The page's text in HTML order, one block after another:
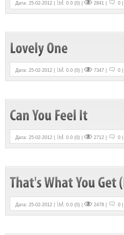
Дата: 25-02-2012 | 0.0 (0) | 2841 | 0 |
Дата: 25-02-2012 | 0.0 (0) | 7347 | 0 |
Дата: 25-02-2012 | 0.0 (0) | 2712 | 0 |
Дата: 25-02-2012 | 0.0 (0) | 2478 | 0 |